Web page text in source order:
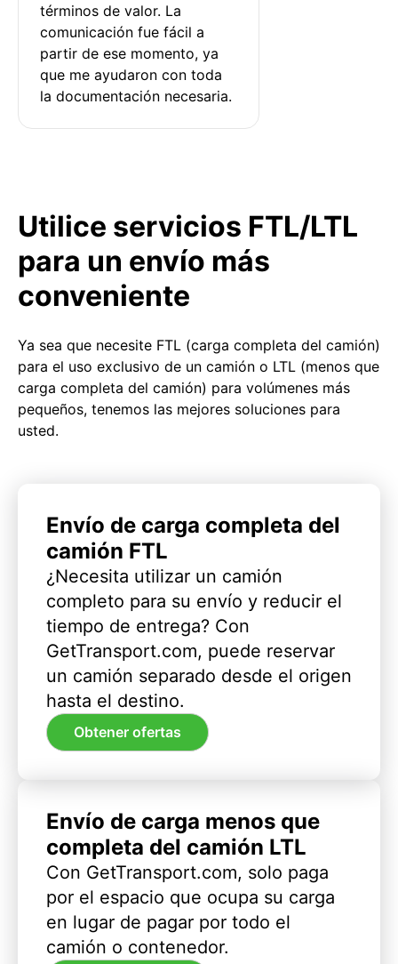
términos de valor. La
comunicación fue fácil a
partir de ese momento, ya
que me ayudaron con toda
la documentación necesaria.
Utilice servicios FTL/LTL
para un envío más
conveniente
Ya sea que necesite FTL (carga completa del camión)
para el uso exclusivo de un camión o LTL (menos que
carga completa del camión) para volúmenes más
pequeños, tenemos las mejores soluciones para
usted.
Envío de carga completa del
camión FTL
¿Necesita utilizar un camión
completo para su envío y reducir el
tiempo de entrega? Con
GetTransport.com, puede reservar
un camión separado desde el origen
hasta el destino.
Obtener ofertas
Envío de carga menos que
completa del camión LTL
Con GetTransport.com, solo paga
por el espacio que ocupa su carga
en lugar de pagar por todo el
camión o contenedor.